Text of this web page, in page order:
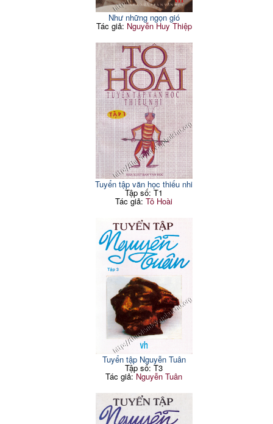
Như những ngọn gió
Tác giả: Nguyễn Huy Thiệp
Tuyển tập văn học thiếu nhi
Tập số: T1
Tác giả:Tô Hoài
Tuyển tập Nguyễn Tuân
Tập số: T3
Tác giả:Nguyễn Tuân